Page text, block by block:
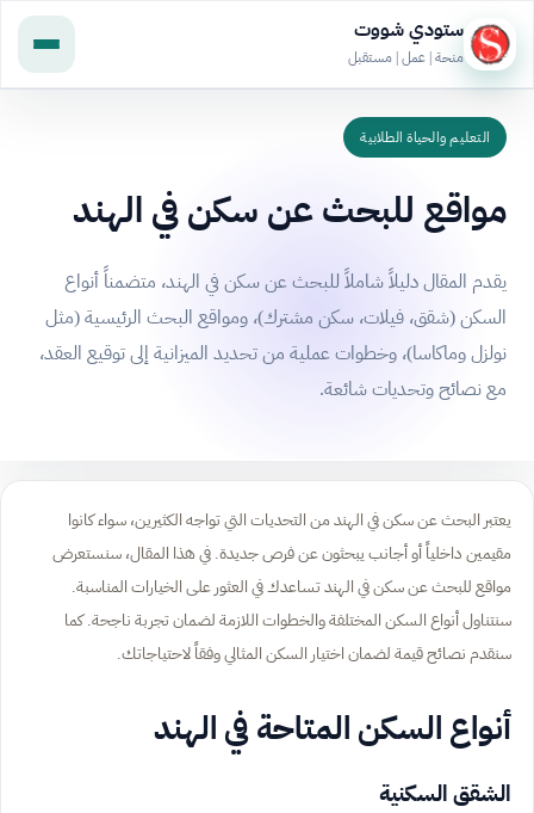
ستودي شووت
منحة | عمل | مستقبل
التعليم والحياة الطلابية
مواقع للبحث عن سكن في الهند
يقدم المقال دليلاً شاملاً للبحث عن سكن في الهند، متضمناً أنواع
السكن (شقق، فيلات، سكن مشترك)، ومواقع البحث الرئيسية (مثل
نولزل وماكاسا)، وخطوات عملية من تحديد الميزانية إلى توقيع العقد،
مع نصائح وتحديات شائعة.
يعتبر البحث عن سكن في الهند من التحديات التي تواجه الكثيرين، سواء كانوا
مقيمين داخلياً أو أجانب يبحثون عن فرص جديدة. في هذا المقال، سنستعرض
مواقع للبحث عن سكن في الهند تساعدك في العثور على الخيارات المناسبة.
سنتناول أنواع السكن المختلفة والخطوات اللازمة لضمان تجربة ناجحة. كما
سنقدم نصائح قيمة لضمان اختيار السكن المثالي وفقاً لاحتياجاتك.
أنواع السكن المتاحة في الهند
الشقق السكنية